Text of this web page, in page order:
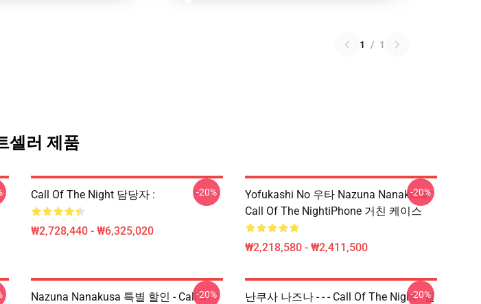
1 / 1
셀러 제품
Call Of The Night 담당자 :
₩2,728,440 - ₩6,325,020
-20%
Yofukashi No 우타 Nazuna Nanakusa
Call Of The NightiPhone 거친 케이스
₩2,218,580 - ₩2,411,500
-20%
Nazuna Nanakusa 특별 할인 - Call Of
-20%
난쿠사 나즈나 - - - Call Of The Night - 필
-20%